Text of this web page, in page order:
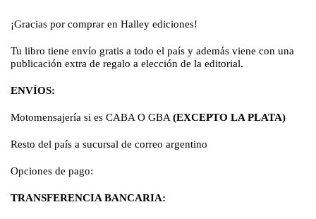
¡Gracias por comprar en Halley ediciones!
Tu libro tiene envío gratis a todo el país y además viene con una
publicación extra de regalo a elección de la editorial.
ENVÍOS:
Motomensajería si es CABA O GBA (EXCEPTO LA PLATA)
Resto del país a sucursal de correo argentino
Opciones de pago:
TRANSFERENCIA BANCARIA: